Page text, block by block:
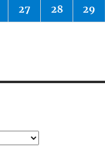
27 28 29